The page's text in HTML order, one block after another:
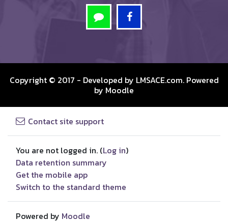
Copyright © 2017 - Developed by LMSACE.com. Powered
by Moodle
Contact site support
You are not logged in. (Log in)
Data retention summary
Get the mobile app
Switch to the standard theme
Powered by Moodle